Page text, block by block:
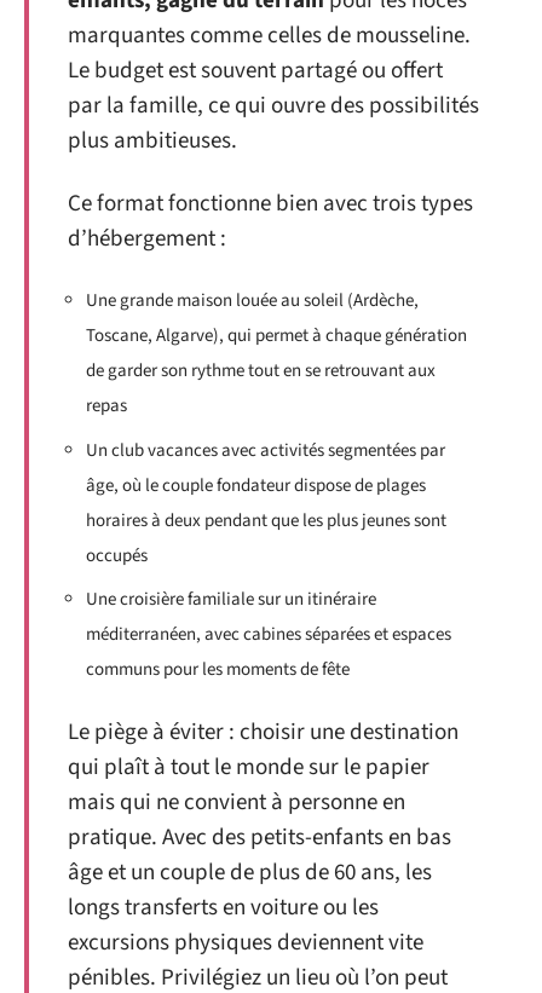
marquantes comme celles de mousseline.
Le budget est souvent partagé ou offert
par la famille, ce qui ouvre des possibilités
plus ambitieuses.
Ce format fonctionne bien avec trois types
d’hébergement :
Une grande maison louée au soleil (Ardèche,
Toscane, Algarve), qui permet à chaque génération
de garder son rythme tout en se retrouvant aux
repas
Un club vacances avec activités segmentées par
âge, où le couple fondateur dispose de plages
horaires à deux pendant que les plus jeunes sont
occupés
Une croisière familiale sur un itinéraire
méditerranéen, avec cabines séparées et espaces
communs pour les moments de fête
Le piège à éviter : choisir une destination
qui plaît à tout le monde sur le papier
mais qui ne convient à personne en
pratique. Avec des petits-enfants en bas
âge et un couple de plus de 60 ans, les
longs transferts en voiture ou les
excursions physiques deviennent vite
pénibles. Privilégiez un lieu où l’on peut